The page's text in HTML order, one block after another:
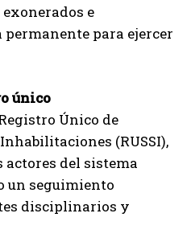
e
para ejercer
único
Único de
(RUSSI),
actores del sistema
un seguimiento
disciplinarios y